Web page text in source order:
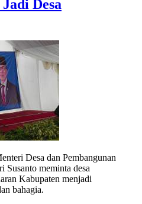
Desa
Desa dan Pembangunan
Susanto meminta desa
Kabupaten menjadi
bahagia.